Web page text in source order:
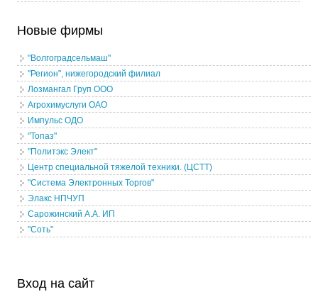
Новые фирмы
"Волгоградсельмаш"
"Регион", нижегородский филиал
Лозмангал Груп ООО
Агрохимуслуги ОАО
Импульс ОДО
"Топаз"
"Политэкс Элект"
Центр специальной тяжелой техники. (ЦСТТ)
"Система Электронных Торгов"
Элакс НПЧУП
Сарожинский А.А. ИП
"Соть"
Вход на сайт